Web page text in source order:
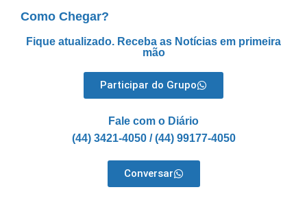
Como Chegar?
Fique atualizado. Receba as Notícias em primeira
mão
Participar do Grupo
Fale com o Diário
(44) 3421-4050 / (44) 99177-4050
Conversar